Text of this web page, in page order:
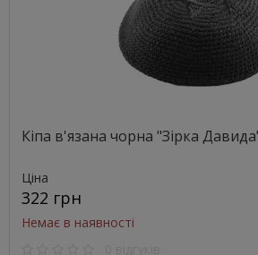
Кіпа в'язана чорна "Зірка
Ціна
322 грн
Немає в наявності